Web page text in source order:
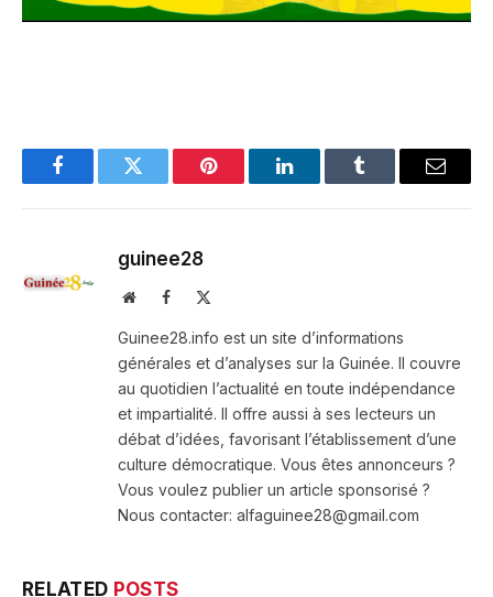
FacebookTwitter Pinterest LinkedInTumblr Email
guinee28
WebsiteFacebook
Guinee28.info est un site d’informations
générales et d’analyses sur la Guinée. Il couvre
au quotidien l’actualité en toute indépendance
et impartialité. Il offre aussi à ses lecteurs un
débat d’idées, favorisant l’établissement d’une
culture démocratique. Vous êtes annonceurs ?
Vous voulez publier un article sponsorisé ?
Nous contacter: alfaguinee28@gmail.com
RELATED POSTS